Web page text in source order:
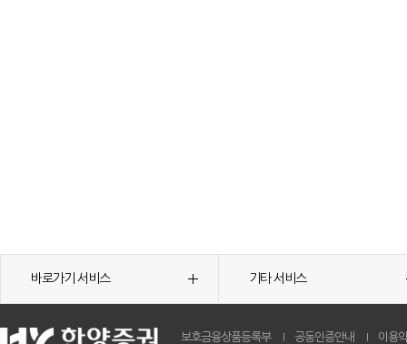
바로가기 서비스 기타 서비스
보호금융상품등록부 공동인증안내 이용